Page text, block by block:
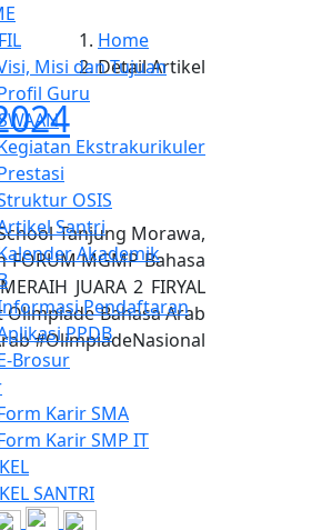
Misi dan Tujuan
Guru
Ekstrakurikuler
OSIS
Santri
Akademik
Pendaftaran
PPDB
Brosur
Karir SMA
Karir SMP IT
SANTRI
Home
Detail Artikel
Tanjung Morawa,
FORUM MGMP Bahasa
JUARA 2 FIRYAL
Olimpiade Bahasa Arab
#OlimpiadeNasional